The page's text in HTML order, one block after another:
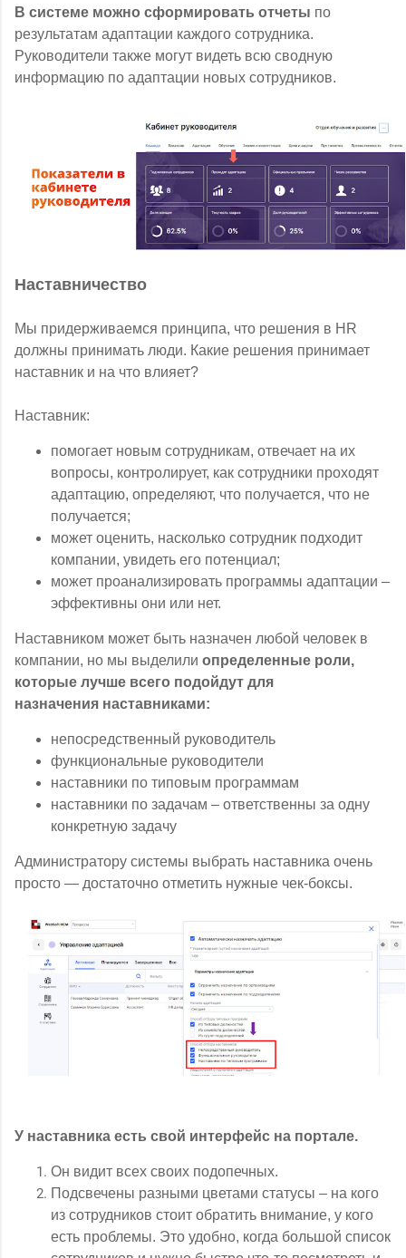
В системе можно сформировать отчеты по
результатам адаптации каждого сотрудника.
Руководители также могут видеть всю сводную
информацию по адаптации новых сотрудников.
Наставничество
Мы придерживаемся принципа, что решения в HR
должны принимать люди. Какие решения принимает
наставник и на что влияет?
Наставник:
помогает новым сотрудникам, отвечает на их
вопросы, контролирует, как сотрудники проходят
адаптацию, определяют, что получается, что не
получается;
может оценить, насколько сотрудник подходит
компании, увидеть его потенциал;
может проанализировать программы адаптации –
эффективны они или нет.
Наставником может быть назначен любой человек в
компании, но мы выделили определенные роли,
которые лучше всего подойдут для
назначения наставниками:
непосредственный руководитель
функциональные руководители
наставники по типовым программам
наставники по задачам – ответственны за одну
конкретную задачу
Администратору системы выбрать наставника очень
просто — достаточно отметить нужные чек-боксы.
У наставника есть свой интерфейс на портале.
Он видит всех своих подопечных.
Подсвечены разными цветами статусы – на кого
из сотрудников стоит обратить внимание, у кого
есть проблемы. Это удобно, когда большой список